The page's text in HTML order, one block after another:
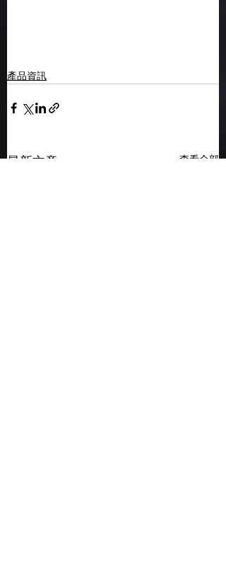
產品資訊
最新文章 查看全部